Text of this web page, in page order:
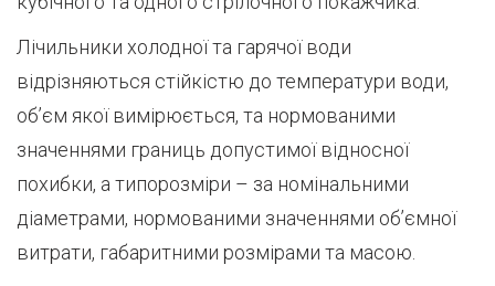
Лічильники холодної та гарячої води
відрізняються стійкістю до температури води,
об’єм якої вимірюється, та нормованими
значеннями границь допустимої відносної
похибки, а типорозміри – за номінальними
діаметрами, нормованими значеннями об’ємної
витрати, габаритними розмірами та масою.